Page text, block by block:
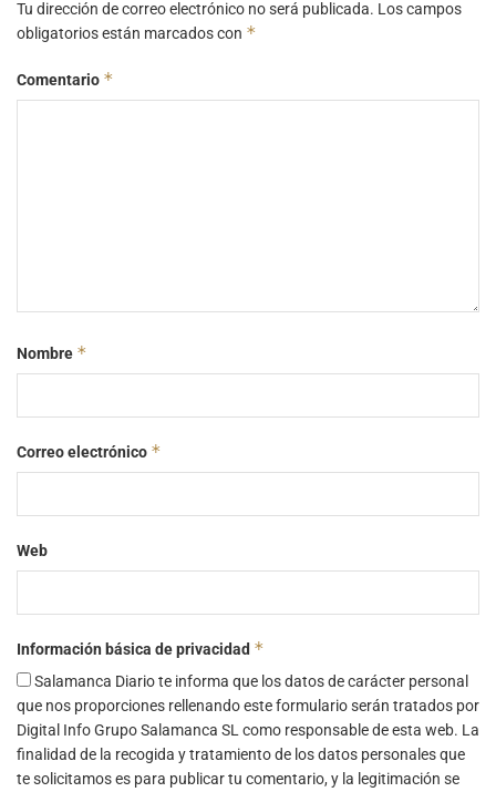
Tu dirección de correo electrónico no será publicada. Los campos
obligatorios están marcados con *
Comentario *
Nombre *
Correo electrónico *
Web
Información básica de privacidad *
Salamanca Diario te informa que los datos de carácter personal
que nos proporciones rellenando este formulario serán tratados por
Digital Info Grupo Salamanca SL como responsable de esta web. La
finalidad de la recogida y tratamiento de los datos personales que
te solicitamos es para publicar tu comentario, y la legitimación se